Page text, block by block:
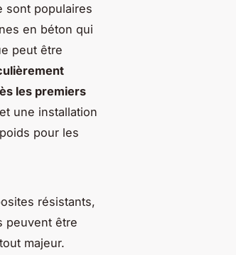
sont populaires
en béton qui
peut être
les premiers
une installation
pour les
résistants,
peuvent être
majeur.